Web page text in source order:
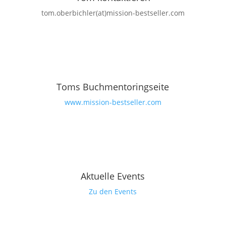
tom.oberbichler(at)mission-bestseller.com
Toms Buchmentoringseite
www.mission-bestseller.com
Aktuelle Events
Zu den Events